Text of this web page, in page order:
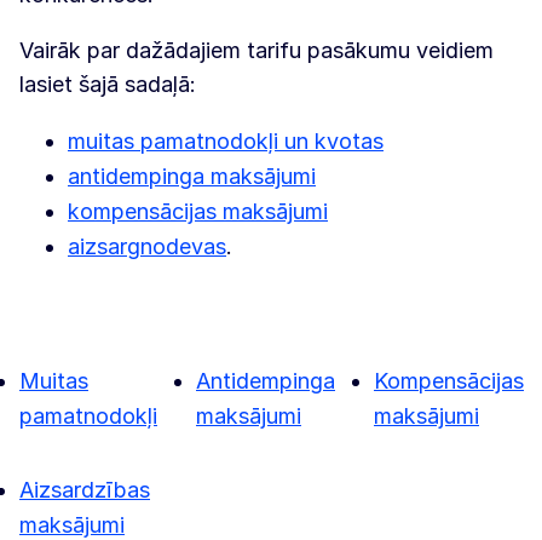
Vairāk par dažādajiem tarifu pasākumu veidiem
lasiet šajā sadaļā:
muitas pamatnodokļi un kvotas
antidempinga maksājumi
kompensācijas maksājumi
aizsargnodevas.
Muitas
pamatnodokļi
Antidempinga
maksājumi
Kompensācijas
maksājumi
Aizsardzības
maksājumi